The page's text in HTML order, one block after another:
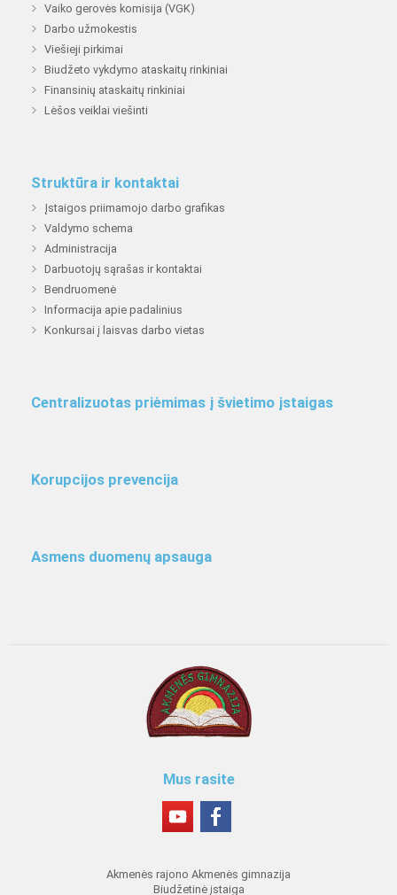
Vaiko gerovės komisija (VGK)
Darbo užmokestis
Viešieji pirkimai
Biudžeto vykdymo ataskaitų rinkiniai
Finansinių ataskaitų rinkiniai
Lėšos veiklai viešinti
Struktūra ir kontaktai
Įstaigos priimamojo darbo grafikas
Valdymo schema
Administracija
Darbuotojų sąrašas ir kontaktai
Bendruomenė
Informacija apie padalinius
Konkursai į laisvas darbo vietas
Centralizuotas priėmimas į švietimo įstaigas
Korupcijos prevencija
Asmens duomenų apsauga
Mus rasite
Akmenės rajono Akmenės gimnazija
Biudžetinė įstaiga